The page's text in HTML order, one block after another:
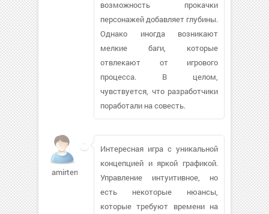
возможность прокачки
персонажей добавляет глубины.
Однако иногда возникают
мелкие баги, которые
отвлекают от игрового
процесса. В целом,
чувствуется, что разработчики
поработали на совесть.
amirtemuri884
Интересная игра с уникальной
концепцией и яркой графикой.
Управление интуитивное, но
есть некоторые нюансы,
которые требуют времени на